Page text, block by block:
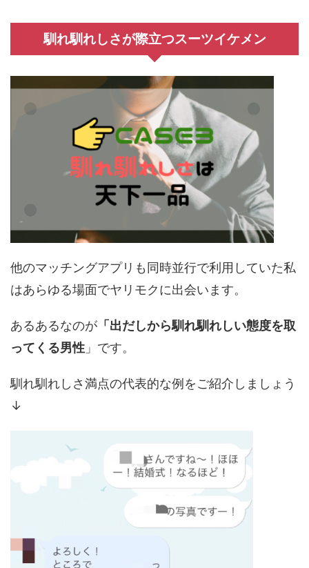
馴れ馴れしさが際立つスーツイケメン
他のマッチングアプリも同時並行で利用していた私
はあらゆる場面でヤリモクに出会います。
あるあるなのが 「出だしから馴れ馴れしい態度を取
ってくる男性 」です。
馴れ馴れしさ満点の代表的な例をご紹介しましょう
↓